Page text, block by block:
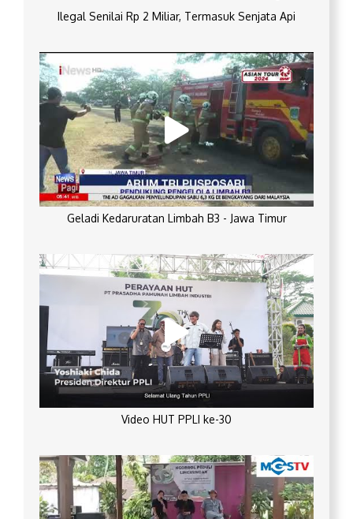
Ilegal Senilai Rp 2 Miliar, Termasuk Senjata Api
Geladi Kedaruratan Limbah B3 - Jawa Timur
Video HUT PPLI ke-30